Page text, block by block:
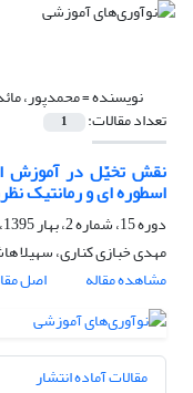
نویسنده =محمدپور،
تعداد مقالات: 1
نقش تخیّل در آموزش
اسطوره ای و رمانتیک
دوره 15، شماره 2، بهار 1395، صفحه
مهدی خبازی کناری، سهیلا
مشاهده مقاله
اصل
مقالات آماده انتشار